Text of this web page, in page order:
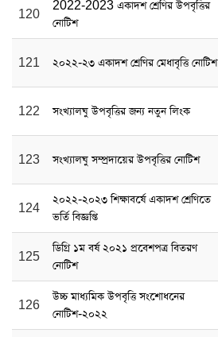
120
2022-2023 একাদশ শ্রেণির উপবৃত্তির
নোটিশ
121 ২০২২-২৩ একাদশ শ্রেণির মেধাবৃত্তি নোটিশ
122 সংখ্যালঘু উপবৃত্তির জন্য নতুন লিংক
123 সংখ্যালঘু সম্প্রদায়ের উপবৃত্তির নোটিশ
124
২০২২-২০২৩ শিক্ষাবর্ষে একাদশ শ্রেণিতে
ভর্তি বিজ্ঞপ্তি
125
ডিগ্রি ১ম বর্ষ ২০২১ প্রবেশপত্র বিতরণ
নোটিশ
126
উচ্চ মাধ্যমিক উপবৃত্তি সংশোধনের
নোটিশ-২০২২